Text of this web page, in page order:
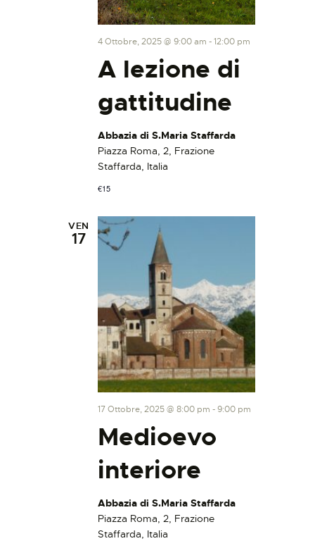
A lezione di
gattitudine
4 Ottobre, 2025 @ 9:00 am -12:00 pm
Abbazia di S.Maria Staffarda
Piazza Roma, 2, Frazione
Staffarda, Italia
€15
VEN
17
Medioevo
interiore
17 Ottobre, 2025 @ 8:00 pm -9:00 pm
Abbazia di S.Maria Staffarda
Piazza Roma, 2, Frazione
Staffarda, Italia